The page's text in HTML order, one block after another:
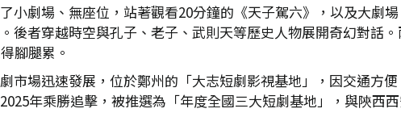
小劇場、無座位，站著觀看20分鐘的《天子駕六》，以及大劇
後者穿越時空與孔子、老子、武則天等歷史人物展開奇幻對話
腳腿累。
市場迅速發展，位於鄭州的「大志短劇影視基地」，因交通方
2025年乘勝追擊，被推選為「年度全國三大短劇基地」，與陝西